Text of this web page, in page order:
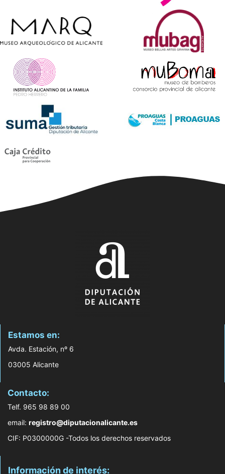
Estamos en:
Avda. Estación, nº 6
03005 Alicante
Contacto:
Telf. 965 98 89 00
email: registro@diputacionalicante.es
CIF: P0300000G -Todos los derechos reservados
Información de interés: